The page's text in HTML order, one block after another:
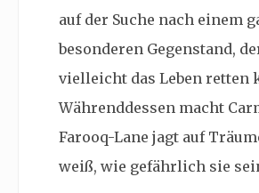
auf der Suche nach einem
besonderen Gegenstand,
vielleicht das Leben retten
Währenddessen macht
Farooq-Lane jagt auf
weiß, wie gefährlich sie